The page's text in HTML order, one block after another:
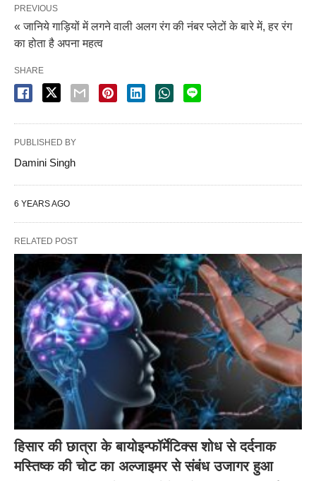
PREVIOUS
« जानिये गाड़ियों में लगने वाली अलग रंग की नंबर प्लेटों के बारे में, हर रंग
का होता है अपना महत्व
SHARE
PUBLISHED BY
Damini Singh
6 YEARS AGO
RELATED POST
हिसार की छात्रा के बायोइन्फॉर्मेटिक्स शोध से दर्दनाक
मस्तिष्क की चोट का अल्जाइमर से संबंध उजागर हुआ